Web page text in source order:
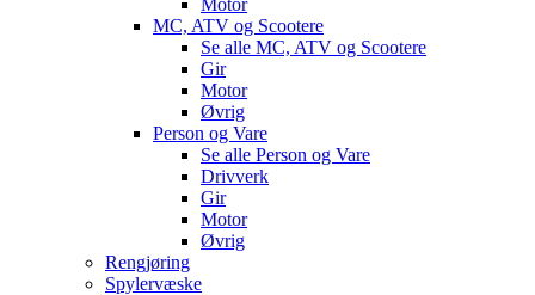
MC, ATV og Scootere
Se alle MC, ATV og Scootere
Gir
Motor
Øvrig
Person og Vare
Se alle Person og Vare
Drivverk
Gir
Motor
Øvrig
Rengjøring
Spylervæske